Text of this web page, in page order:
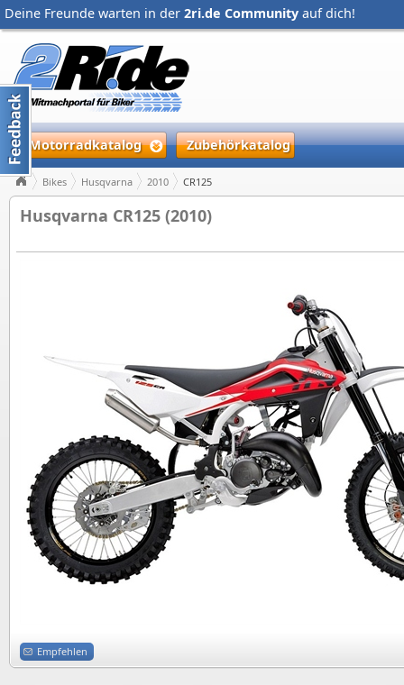
Deine Freunde warten in der 2ri.de Community auf dich!
Motorradkatalog Zubehörkatalog
Bikes Husqvarna 2010 CR125
Husqvarna CR125 (2010)
Empfehlen